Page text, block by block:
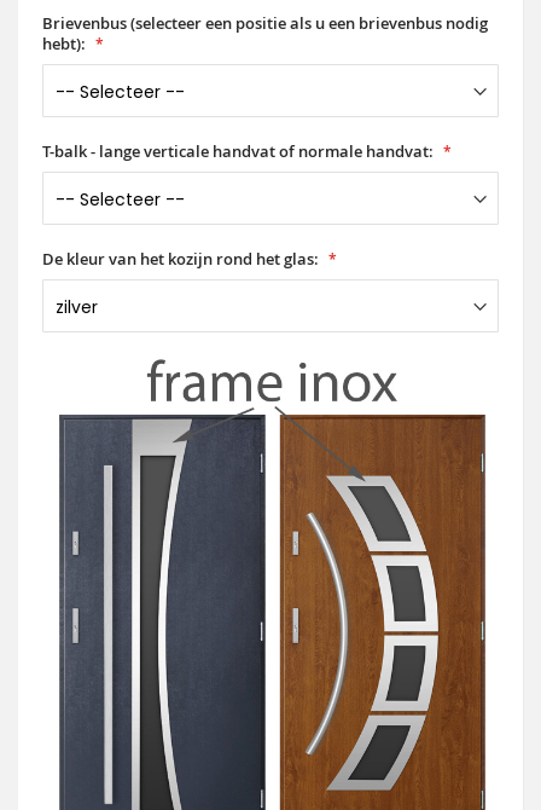
Brievenbus (selecteer een positie als u een brievenbus nodig
hebt):
T-balk - lange verticale handvat of normale handvat:
De kleur van het kozijn rond het glas: